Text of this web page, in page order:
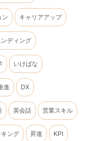
ン キャリアアップ
ンディング
いけばな
進 DX
英会話 営業スキル
ング 昇進 KPI